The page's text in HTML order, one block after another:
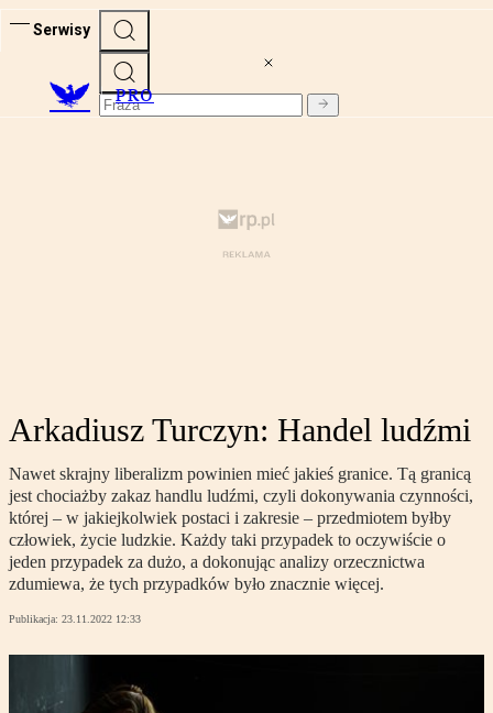
Serwisy
PRO
Arkadiusz Turczyn: Handel ludźmi
Nawet skrajny liberalizm powinien mieć jakieś granice. Tą granicą
jest chociażby zakaz handlu ludźmi, czyli dokonywania czynności,
której – w jakiejkolwiek postaci i zakresie – przedmiotem byłby
człowiek, życie ludzkie. Każdy taki przypadek to oczywiście o
jeden przypadek za dużo, a dokonując analizy orzecznictwa
zdumiewa, że tych przypadków było znacznie więcej.
Publikacja: 23.11.2022 12:33